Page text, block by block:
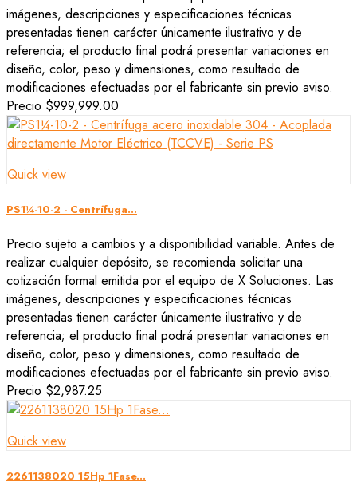
imágenes, descripciones y especificaciones técnicas
presentadas tienen carácter únicamente ilustrativo y de
referencia; el producto final podrá presentar variaciones en
diseño, color, peso y dimensiones, como resultado de
modificaciones efectuadas por el fabricante sin previo aviso.
Precio $999,999.00
Quick view
PS1¼-10-2 - Centrífuga...
Precio sujeto a cambios y a disponibilidad variable. Antes de
realizar cualquier depósito, se recomienda solicitar una
cotización formal emitida por el equipo de X Soluciones. Las
imágenes, descripciones y especificaciones técnicas
presentadas tienen carácter únicamente ilustrativo y de
referencia; el producto final podrá presentar variaciones en
diseño, color, peso y dimensiones, como resultado de
modificaciones efectuadas por el fabricante sin previo aviso.
Precio $2,987.25
Quick view
2261138020 15Hp 1Fase...